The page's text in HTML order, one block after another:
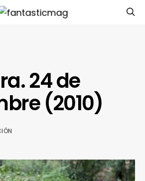
24 de
(2010)